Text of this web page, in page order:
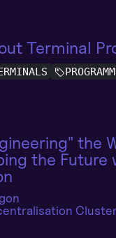
Terminal
the
the Future